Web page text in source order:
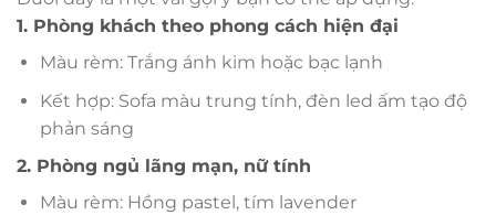
1. Phòng khách theo phong cách hiện đại
Màu rèm: Trắng ánh kim hoặc bạc lạnh
Kết hợp: Sofa màu trung tính, đèn led ấm tạo độ
phản sáng
2. Phòng ngủ lãng mạn, nữ tính
Màu rèm: Hồng pastel, tím lavender